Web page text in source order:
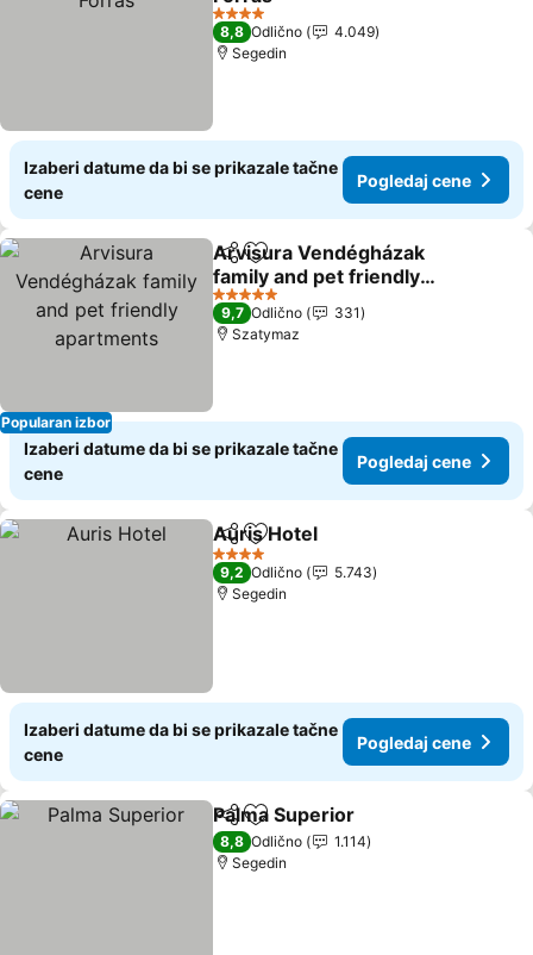
4 Zvezdice
8,8 Odlično
4.049
Segedin
Izaberi datume da bi se prikazale tačne
cene
Pogledaj cene
Popularan izbor
Deli Dodati u favorite
Arvisura Vendégházak
family and pet friendly
apartments
5 Zvezdice
9,7 Odlično
331
Szatymaz
Izaberi datume da bi se prikazale tačne
cene
Pogledaj cene
Deli Dodati u favorite
Auris Hotel
4 Zvezdice
9,2 Odlično
5.743
Segedin
Izaberi datume da bi se prikazale tačne
cene
Pogledaj cene
Deli Dodati u favorite
Palma Superior
8,8 Odlično
1.114
Segedin